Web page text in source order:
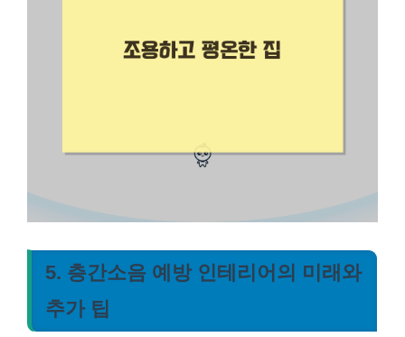
5. 층간소음 예방 인테리어의 미래와
추가 팁